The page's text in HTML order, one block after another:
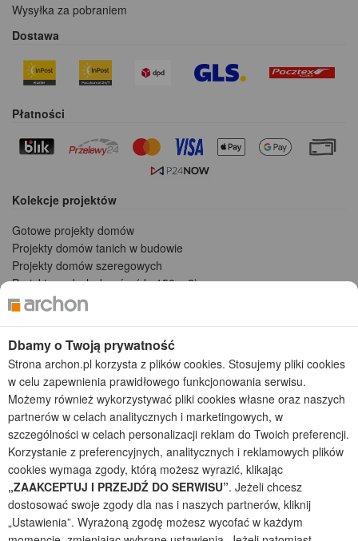
Wysyłka za pobraniem
Dostawa
Płatności
Kolekcje projektów
Gotowe projekty domów
Projekty domów tanich w budowie
Projekty domów szeregowych
Projekty małych domów (do 150 m2)
Projekty domów wielorodzinnych
Projekty domów parterowych
2026 © ARCHON+ Biuro Projektów - Tradycyjne i nowoczesne gotowe
projekty domów - autorska pracownia architektoniczna założona w 1990r.
przez arch. Barbarę Mendel
Z uwagi na ciągłe doskonalenie procesu powstawania projektów (zgodnie z
normą ISO 9001), prezentowane na stronie projekty domów mogą
nieznacznie różnić się od dokumentacji technicznej.
Informujemy, iż w celu optymalizacji treści dostępnych w naszym sklepie,
dostosowania ich do Państwa indywidualnych potrzeb korzystamy z
informacji zapisanych za pomocą plików cookies na urządzeniach
końcowych użytkowników. Pliki cookies użytkownik może kontrolować za
Dbamy o Twoją prywatność
Strona archon.pl korzysta z plików cookies. Stosujemy pliki cookies
w celu zapewnienia prawidłowego funkcjonowania serwisu.
Możemy również wykorzystywać pliki cookies własne oraz naszych
partnerów w celach analitycznych i marketingowych, w
szczególności w celach personalizacji reklam do Twoich preferencji.
Korzystanie z preferencyjnych, analitycznych i reklamowych plików
cookies wymaga zgody, którą możesz wyrazić, klikając
„ZAAKCEPTUJ I PRZEJDŹ DO SERWISU”. Jeżeli chcesz
dostosować swoje zgody dla nas i naszych partnerów, kliknij
„Ustawienia”. Wyrażoną zgodę możesz wycofać w każdym